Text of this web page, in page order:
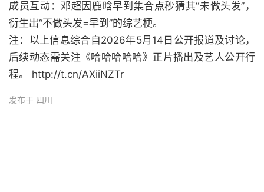
成员互动：邓超因鹿晗早到集合点秒猜其“未做头发”，
衍生出“不做头发=早到”的综艺梗。
注：以上信息综合自2026年5月14日公开报道及讨论，
后续动态需关注《哈哈哈哈哈》正片播出及艺人公开行
程。 http://t.cn/AXiiNZTr
发布于 四川